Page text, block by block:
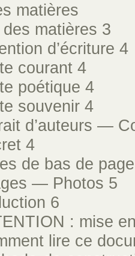
matières
des matières 3
d’écriture 4
courant 4
poétique 4
souvenir 4
d’auteurs —
4
de bas de
— Photos 5
6
: mise
lire ce